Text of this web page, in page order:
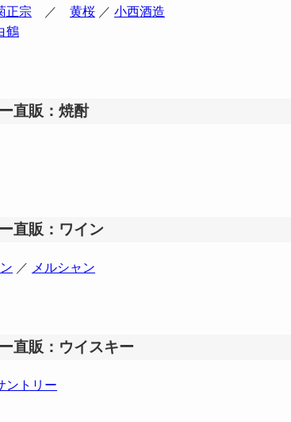
正宗 ／ 黄桜 ／ 小西酒造
鶴
直販：焼酎
直販：ワイン
／ メルシャン
直販：ウイスキー
ントリー